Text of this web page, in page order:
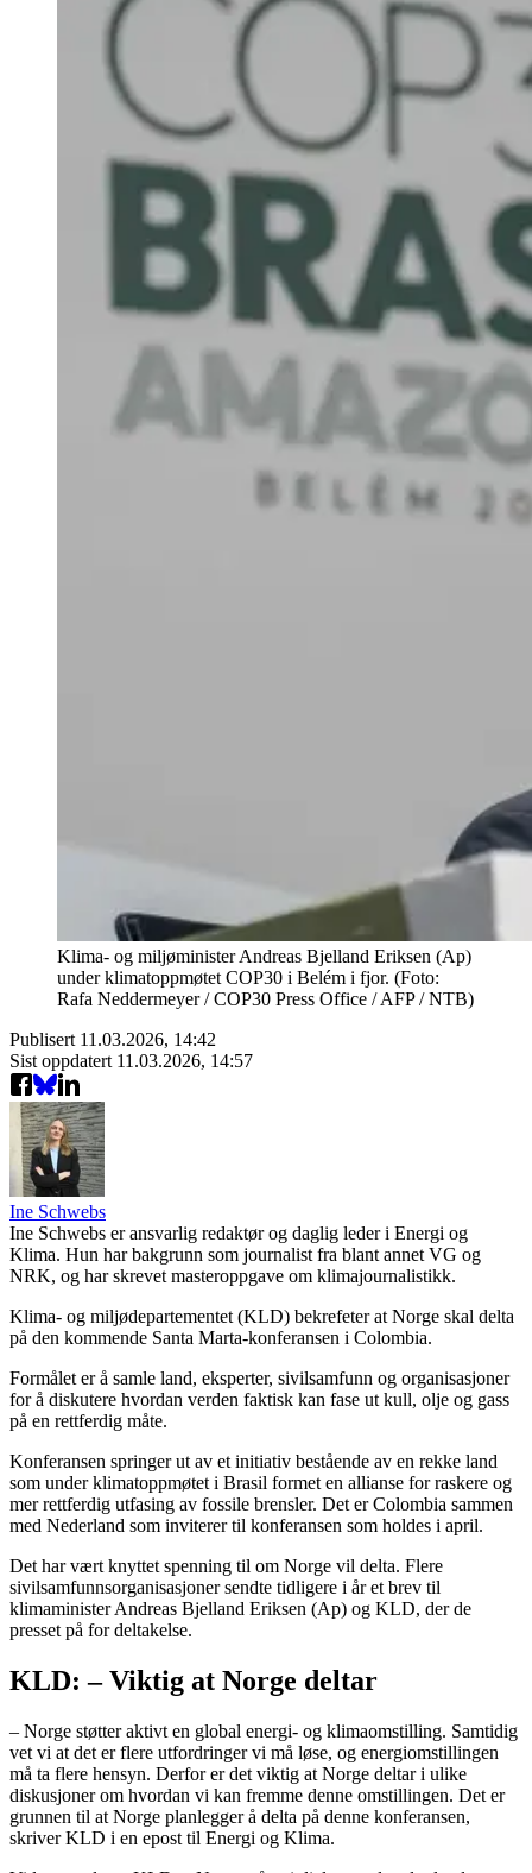
Klima- og miljøminister Andreas Bjelland Eriksen (Ap)
under klimatoppmøtet COP30 i Belém i fjor. (Foto:
Rafa Neddermeyer / COP30 Press Office / AFP / NTB)
Publisert 11.03.2026, 14:42
Sist oppdatert 11.03.2026, 14:57
Ine Schwebs
Ine Schwebs er ansvarlig redaktør og daglig leder i Energi og
Klima. Hun har bakgrunn som journalist fra blant annet VG og
NRK, og har skrevet masteroppgave om klimajournalistikk.
Klima- og miljødepartementet (KLD) bekrefeter at Norge skal delta
på den kommende Santa Marta-konferansen i Colombia.
Formålet er å samle land, eksperter, sivilsamfunn og organisasjoner
for å diskutere hvordan verden faktisk kan fase ut kull, olje og gass
på en rettferdig måte.
Konferansen springer ut av et initiativ bestående av en rekke land
som under klimatoppmøtet i Brasil formet en allianse for raskere og
mer rettferdig utfasing av fossile brensler. Det er Colombia sammen
med Nederland som inviterer til konferansen som holdes i april.
Det har vært knyttet spenning til om Norge vil delta. Flere
sivilsamfunnsorganisasjoner sendte tidligere i år et brev til
klimaminister Andreas Bjelland Eriksen (Ap) og KLD, der de
presset på for deltakelse.
KLD: – Viktig at Norge deltar
– Norge støtter aktivt en global energi- og klimaomstilling. Samtidig
vet vi at det er flere utfordringer vi må løse, og energiomstillingen
må ta flere hensyn. Derfor er det viktig at Norge deltar i ulike
diskusjoner om hvordan vi kan fremme denne omstillingen. Det er
grunnen til at Norge planlegger å delta på denne konferansen,
skriver KLD i en epost til Energi og Klima.